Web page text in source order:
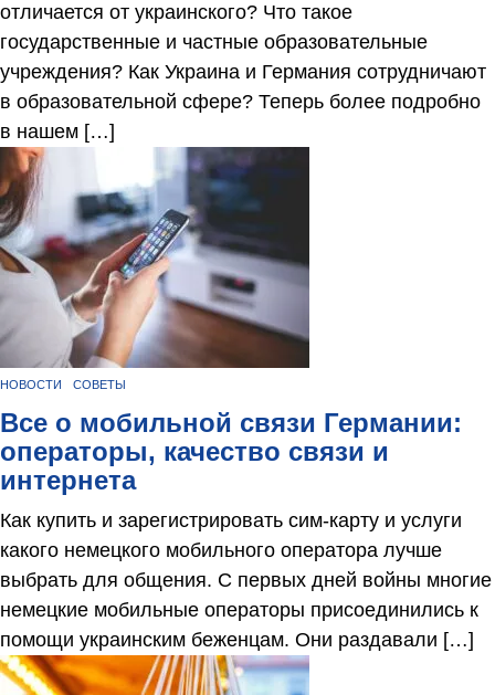
отличается от украинского? Что такое
государственные и частные образовательные
учреждения? Как Украина и Германия сотрудничают
в образовательной сфере? Теперь более подробно
в нашем […]
НОВОСТИ СОВЕТЫ
Все о мобильной связи Германии:
операторы, качество связи и
интернета
Как купить и зарегистрировать сим-карту и услуги
какого немецкого мобильного оператора лучше
выбрать для общения. С первых дней войны многие
немецкие мобильные операторы присоединились к
помощи украинским беженцам. Они раздавали […]